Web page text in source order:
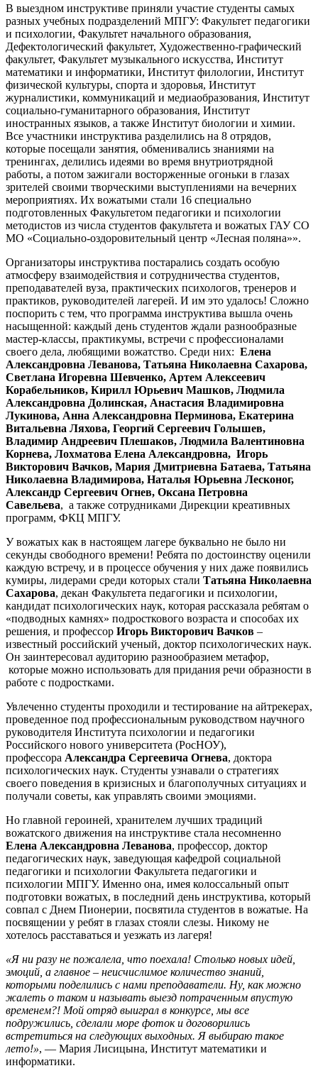
В выездном инструктиве приняли участие студенты самых
разных учебных подразделений МПГУ: Факультет педагогики
и психологии, Факультет начального образования,
Дефектологический факультет, Художественно-графический
факультет, Факультет музыкального искусства, Институт
математики и информатики, Институт филологии, Институт
физической культуры, спорта и здоровья, Институт
журналистики, коммуникаций и медиаобразования, Институт
социально-гуманитарного образования, Институт
иностранных языков, а также Институт биологии и химии.
Все участники инструктива разделились на 8 отрядов,
которые посещали занятия, обменивались знаниями на
тренингах, делились идеями во время внутриотрядной
работы, а потом зажигали восторженные огоньки в глазах
зрителей своими творческими выступлениями на вечерних
мероприятиях. Их вожатыми стали 16 специально
подготовленных Факультетом педагогики и психологии
методистов из числа студентов факультета и вожатых ГАУ СО
МО «Социально-оздоровительный центр «Лесная поляна»».
Организаторы инструктива постарались создать особую
атмосферу взаимодействия и сотрудничества студентов,
преподавателей вуза, практических психологов, тренеров и
практиков, руководителей лагерей. И им это удалось! Сложно
поспорить с тем, что программа инструктива вышла очень
насыщенной: каждый день студентов ждали разнообразные
мастер-классы, практикумы, встречи с профессионалами
своего дела, любящими вожатство. Среди них: Елена
Александровна Леванова, Татьяна Николаевна Сахарова,
Светлана Игоревна Шевченко, Артем Алексеевич
Корабельников, Кирилл Юрьевич Машков, Людмила
Александровна Долинская, Анастасия Владимировна
Лукинова, Анна Александровна Перминова, Екатерина
Витальевна Ляхова, Георгий Сергеевич Голышев,
Владимир Андреевич Плешаков, Людмила Валентиновна
Корнева, Лохматова Елена Александровна, Игорь
Викторович Вачков, Мария Дмитриевна Батаева, Татьяна
Николаевна Владимирова, Наталья Юрьевна Лесконог,
Александр Сергеевич Огнев, Оксана Петровна
Савельева, а также сотрудниками Дирекции креативных
программ, ФКЦ МПГУ.
У вожатых как в настоящем лагере буквально не было ни
секунды свободного времени! Ребята по достоинству оценили
каждую встречу, и в процессе обучения у них даже появились
кумиры, лидерами среди которых стали Татьяна Николаевна
Сахарова, декан Факультета педагогики и психологии,
кандидат психологических наук, которая рассказала ребятам о
«подводных камнях» подросткового возраста и способах их
решения, и профессор Игорь Викторович Вачков –
известный российский ученый, доктор психологических наук.
Он заинтересовал аудиторию разнообразием метафор,
которые можно использовать для придания речи образности в
работе с подростками.
Увлеченно студенты проходили и тестирование на айтрекерах,
проведенное под профессиональным руководством научного
руководителя Института психологии и педагогики
Российского нового университета (РосНОУ),
профессора Александра Сергеевича Огнева, доктора
психологических наук. Студенты узнавали о стратегиях
своего поведения в кризисных и благополучных ситуациях и
получали советы, как управлять своими эмоциями.
Но главной героиней, хранителем лучших традиций
вожатского движения на инструктиве стала несомненно
Елена Александровна Леванова, профессор, доктор
педагогических наук, заведующая кафедрой социальной
педагогики и психологии Факультета педагогики и
психологии МПГУ. Именно она, имея колоссальный опыт
подготовки вожатых, в последний день инструктива, который
совпал с Днем Пионерии, посвятила студентов в вожатые. На
посвящении у ребят в глазах стояли слезы. Никому не
хотелось расставаться и уезжать из лагеря!
«Я ни разу не пожалела, что поехала! Столько новых идей,
эмоций, а главное – неисчислимое количество знаний,
которыми поделились с нами преподаватели. Ну, как можно
жалеть о таком и называть выезд потраченным впустую
временем?! Мой отряд выиграл в конкурсе, мы все
подружились, сделали море фоток и договорились
встретиться на следующих выходных. Я выбираю такое
лето!», — Мария Лисицына, Институт математики и
информатики.